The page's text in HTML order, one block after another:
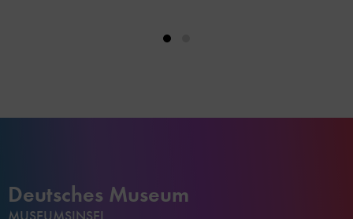
Deutsches Museum